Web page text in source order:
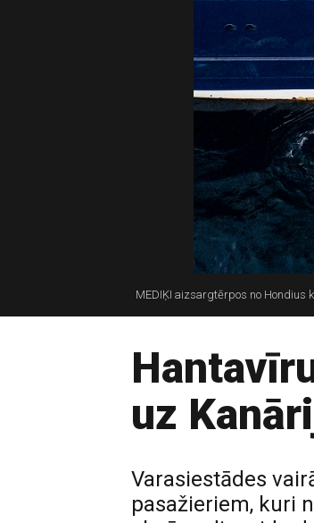
MEDIĶI aizsargtērpos no Hondius
uz
Varasiestādes
pasažieriem, kuri